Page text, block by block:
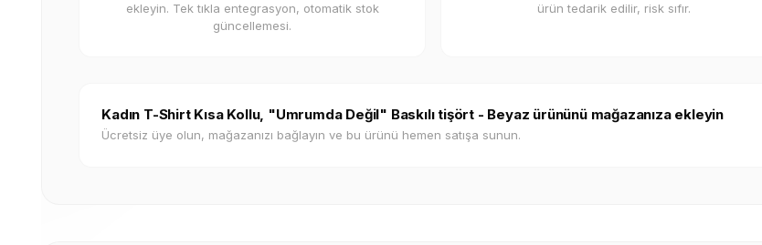
ekleyin. Tek tıkla entegrasyon, otomatik stok
güncellemesi.
ürün tedarik edilir, risk sıfır.
Kadın T-Shirt Kısa Kollu, "Umrumda Değil" Baskılı tişört - Beyaz ürününü mağazanıza ekleyin
Ücretsiz üye olun, mağazanızı bağlayın ve bu ürünü hemen satışa sunun.